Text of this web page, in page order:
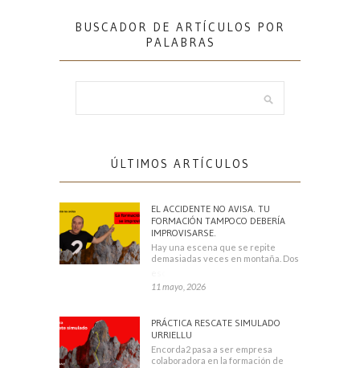
BUSCADOR DE ARTÍCULOS POR
PALABRAS
ÚLTIMOS ARTÍCULOS
EL ACCIDENTE NO AVISA. TU
FORMACIÓN TAMPOCO DEBERÍA
IMPROVISARSE.
Hay una escena que se repite
demasiadas veces en montaña. Dos
11 mayo, 2026
PRÁCTICA RESCATE SIMULADO
URRIELLU
Encorda2 pasa a ser empresa
colaboradora en la formación de